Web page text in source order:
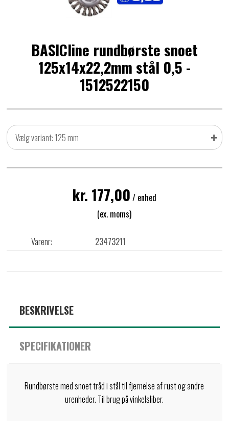
BASICline rundbørste snoet
125x14x22,2mm stål 0,5 -
1512522150
Vælg variant: 125 mm +
kr. 177,00 / enhed
(ex. moms)
Varenr: 23473211
BESKRIVELSE
SPECIFIKATIONER
Rundbørste med snoet tråd i stål til fjernelse af rust og andre
urenheder. Til brug på vinkelsliber.